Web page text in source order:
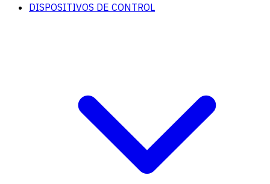
DISPOSITIVOS DE CONTROL